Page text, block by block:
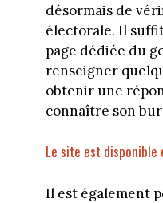
désormais de
électorale. Il
page dédiée du
renseigner
obtenir une
connaître son
Le site est
Il est également